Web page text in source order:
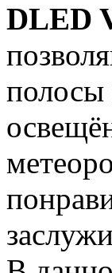
DLED
полосы